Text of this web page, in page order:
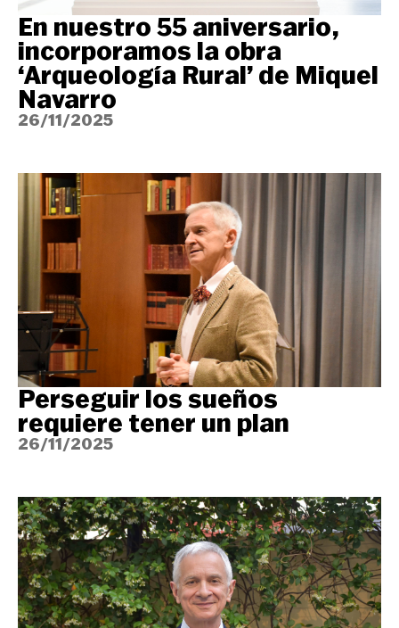
En nuestro 55 aniversario,
incorporamos la obra
‘Arqueología Rural’ de Miquel
Navarro
26/11/2025
Perseguir los sueños
requiere tener un plan
26/11/2025